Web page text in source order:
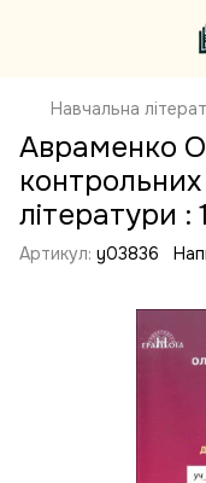
Навчальна
Авраменко
контрольних
літератури :
Артикул: y03836